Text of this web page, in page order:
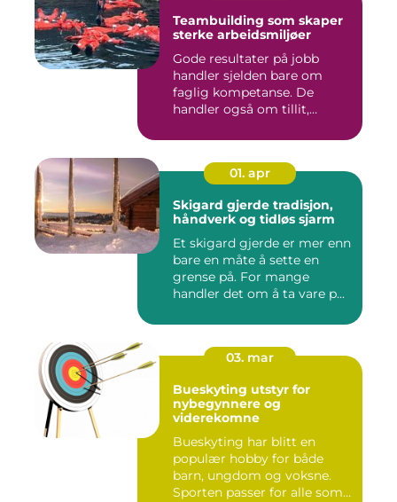
Teambuilding som skaper
sterke arbeidsmiljøer
Gode resultater på jobb
handler sjelden bare om
faglig kompetanse. De
handler også om tillit,
01. apr
Skigard gjerde tradisjon,
håndverk og tidløs sjarm
Et skigard gjerde er mer enn
bare en måte å sette en
grense på. For mange
handler det om å ta vare p...
03. mar
Bueskyting utstyr for
nybegynnere og
viderekomne
Bueskyting har blitt en
populær hobby for både
barn, ungdom og voksne.
Sporten passer for alle som